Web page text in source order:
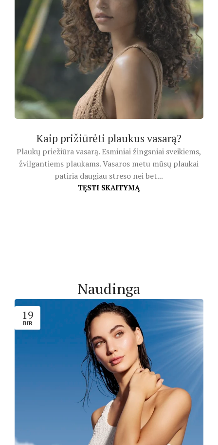
Kaip prižiūrėti plaukus vasarą?
Plaukų priežiūra vasarą. Esminiai žingsniai sveikiems,
žvilgantiems plaukams. Vasaros metu mūsų plaukai
patiria daugiau streso nei bet...
TĘSTI SKAITYMĄ
Naudinga
19
BIR